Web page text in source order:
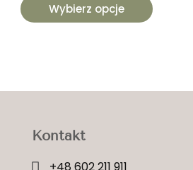
Wybierz opcje
Kontakt